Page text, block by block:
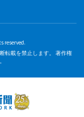
reserved.
転載を禁止します。 著作権